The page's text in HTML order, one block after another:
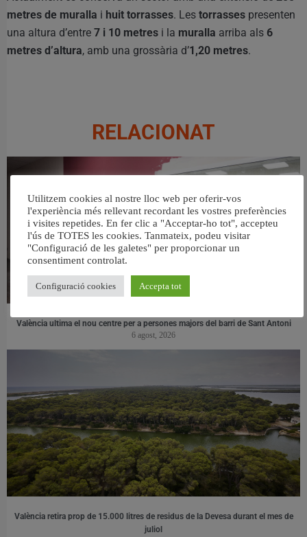
metres de muralla i huit torrasses. Les torrasses presenten
una altura d’entre 7 i 10 metres i la muralla arriba als 6
metres d’altura, amb una grossària d’1,20 metres.
RELACIONAT
València ultima el nou centre per a persones majors del barri de Sant Antoni
6 agost, 2026
València retira prop de 15.000 litres de residus de la Devesa durant el mes de
juliol
Utilitzem cookies al nostre lloc web per oferir-vos
l'experiència més rellevant recordant les vostres preferències
i visites repetides. En fer clic a "Acceptar-ho tot", accepteu
l'ús de TOTES les cookies. Tanmateix, podeu visitar
"Configuració de les galetes" per proporcionar un
consentiment controlat.
Configuració cookies Accepta tot